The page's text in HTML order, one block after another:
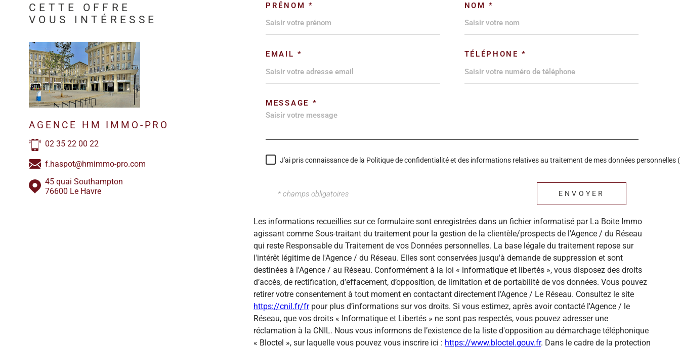
CETTE OFFRE
VOUS INTÉRESSE
AGENCE HM IMMO-PRO
02 35 22 00 22
f.haspot@hmimmo-pro.com
45 quai Southampton
76600 Le Havre
PRÉNOM * NOM *
EMAIL * TÉLÉPHONE *
MESSAGE *
J'ai pris connaissance de la Politique de confidentialité et des informations relatives au traitement de mes données personnelles
* champs obligatoires ENVOYER
Les informations recueillies sur ce formulaire sont enregistrées dans un fichier informatisé par La Boite Immo
agissant comme Sous-traitant du traitement pour la gestion de la clientèle/prospects de l'Agence / du Réseau
qui reste Responsable du Traitement de vos Données personnelles. La base légale du traitement repose sur
l'intérêt légitime de l'Agence / du Réseau. Elles sont conservées jusqu'à demande de suppression et sont
destinées à l'Agence / au Réseau. Conformément à la loi « informatique et libertés », vous disposez des droits
d’accès, de rectification, d’effacement, d’opposition, de limitation et de portabilité de vos données. Vous pouvez
retirer votre consentement à tout moment en contactant directement l’Agence / Le Réseau. Consultez le site
https://cnil.fr/frpour plus d’informations sur vos droits. Si vous estimez, après avoir contacté l'Agence / le
Réseau, que vos droits « Informatique et Libertés » ne sont pas respectés, vous pouvez adresser une
réclamation à la CNIL. Nous vous informons de l’existence de la liste d'opposition au démarchage téléphonique
« Bloctel », sur laquelle vous pouvez vous inscrire ici : https://www.bloctel.gouv.fr. Dans le cadre de la protection